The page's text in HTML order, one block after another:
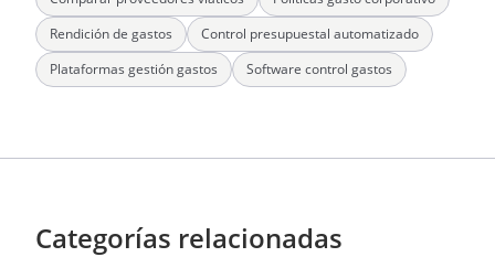
Rendición de gastos
Control presupuestal automatizado
Plataformas gestión gastos
Software control gastos
Categorías relacionadas